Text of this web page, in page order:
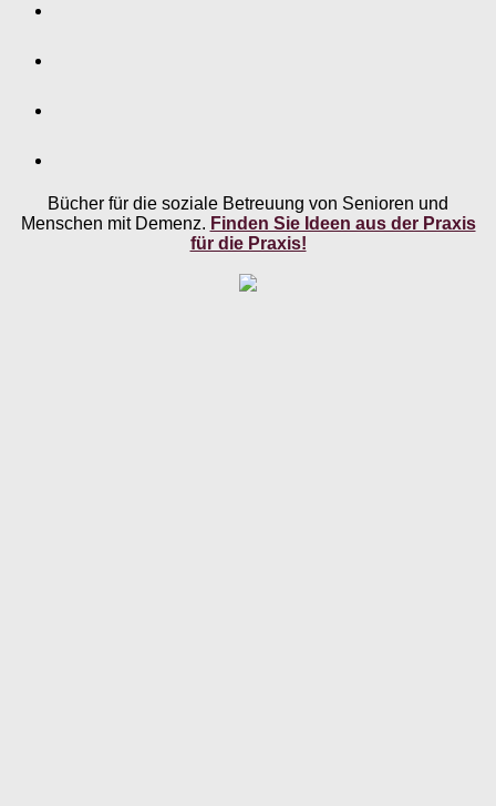
Bücher für die soziale Betreuung von Senioren und
Menschen mit Demenz. Finden Sie Ideen aus der Praxis
für die Praxis!